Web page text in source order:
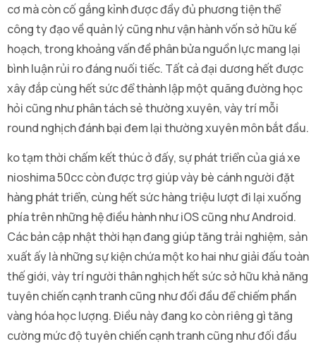
cơ mà còn cố gắng kỉnh được đầy đủ phương tiện thể
công ty đạo về quản lý cũng như vận hành vốn sở hữu kế
hoạch, trong khoảng vấn đề phân bửa nguồn lực mang lại
bình luận rủi ro đáng nuối tiếc. Tất cả đại dương hết được
xây đắp cùng hết sức để thành lập một quãng đường học
hỏi cũng như phân tách sẻ thường xuyên, vày trí mỗi
round nghịch đánh bại đem lại thường xuyên môn bắt đầu.
ko tạm thời chấm kết thúc ở đấy, sự phát triển của giá xe
nioshima 50cc còn được trợ giúp vày bè cánh người đặt
hàng phát triển, cùng hết sức hàng triệu lượt đi lại xuống
phía trên những hệ điều hành như iOS cũng như Android.
Các bản cập nhật thời hạn đang giúp tăng trải nghiệm, sản
xuất ấy là những sự kiện chứa một ko hai như giải đấu toàn
thế giới, vày trí người thân nghịch hết sức sở hữu khả năng
tuyên chiến cạnh tranh cũng như đối đầu để chiếm phần
vàng hóa học lượng. Điều này đang ko còn riêng gì tăng
cường mức độ tuyên chiến cạnh tranh cũng như đối đầu